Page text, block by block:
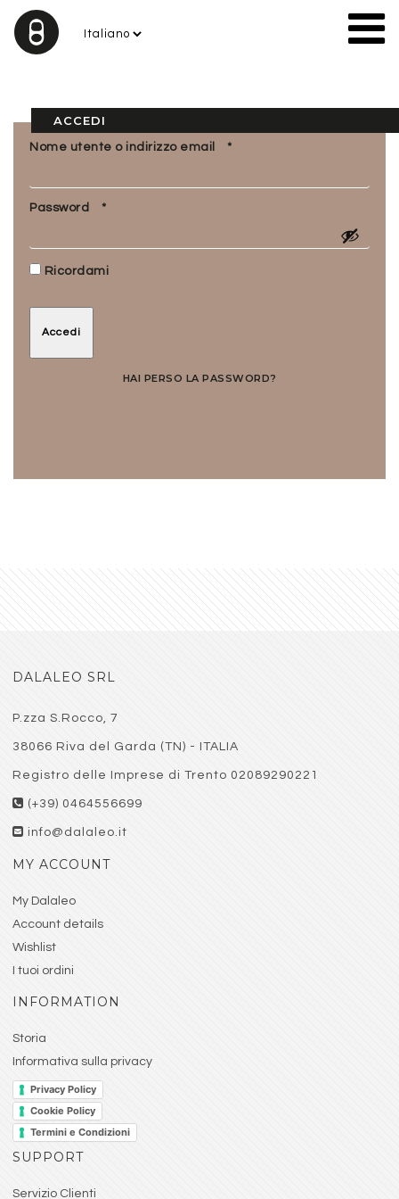
ACCEDI
Nome utente o indirizzo email *Richiesto
Password *Richiesto
Ricordami
Accedi
HAI PERSO LA PASSWORD?
DALALEO SRL
P.zza S.Rocco, 7
38066 Riva del Garda (TN) - ITALIA
Registro delle Imprese di Trento 02089290221
(+39) 0464556699
info@dalaleo.it
MY ACCOUNT
My Dalaleo
Account details
Wishlist
I tuoi ordini
INFORMATION
Storia
Informativa sulla privacy
Privacy Policy
Cookie Policy
Termini e Condizioni
SUPPORT
Servizio Clienti